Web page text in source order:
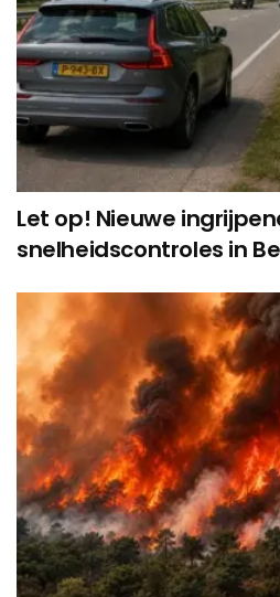
Let op! Nieuwe
snelheidscontroles in